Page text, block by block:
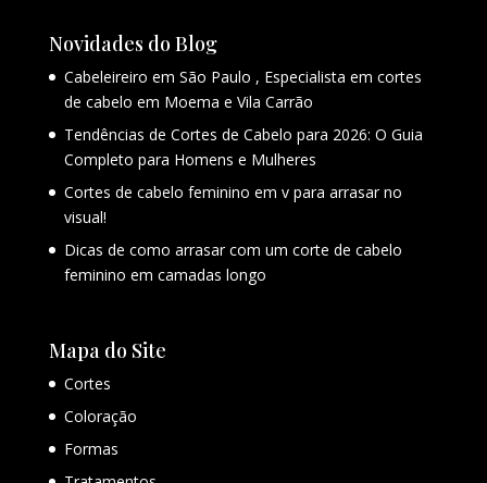
Novidades do Blog
Cabeleireiro em São Paulo , Especialista em cortes
de cabelo em Moema e Vila Carrão
Tendências de Cortes de Cabelo para 2026: O Guia
Completo para Homens e Mulheres
Cortes de cabelo feminino em v para arrasar no
visual!
Dicas de como arrasar com um corte de cabelo
feminino em camadas longo
Mapa do Site
Cortes
Coloração
Formas